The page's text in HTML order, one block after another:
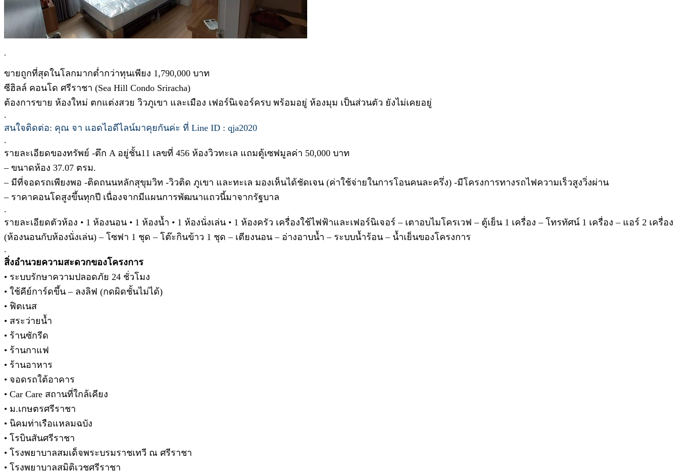
.
ขายถูกที่สุดในโลกมากต่ำกว่าทุนเพียง 1,790,000 บาท
ซีฮิลล์ คอนโด ศรีราชา (Sea Hill Condo Sriracha)
ต้องการขาย ห้องใหม่ ตกแต่งสวย วิวภูเขา และเมือง เฟอร์นิเจอร์ครบ พร้อมอยู่ ห้องมุม เป็นส่วนตัว ยังไม่เคยอยู่
.
สนใจติดต่อ: คุณ จา แอดไอดีไลน์มาคุยกันค่ะ ที่ Line ID : qja2020
.
รายละเอียดของทรัพย์ -ตึก A อยู่ชั้น11 เลขที่ 456 ห้องวิวทะเล แถมตู้เซฟมูลค่า 50,000 บาท
– ขนาดห้อง 37.07 ตรม.
– มีที่จอดรถเพียงพอ -ติดถนนหลักสุขุมวิท -วิวติด ภูเขา และทะเล มองเห็นได้ชัดเจน (ค่าใช้จ่ายในการโอนคนละครึ่ง) -มีโครงการทางรถไฟความเร็วสูงวิ่งผ่าน
– ราคาคอนโดสูงขึ้นทุกปี เนื่องจากมีแผนการพัฒนาแถวนี้มาจากรัฐบาล
.
รายละเอียดตัวห้อง • 1 ห้องนอน • 1 ห้องน้ำ • 1 ห้องนั่งเล่น • 1 ห้องครัว เครื่องใช้ไฟฟ้าและเฟอร์นิเจอร์ – เตาอบไมโครเวฟ – ตู้เย็น 1 เครื่อง – โทรทัศน์ 1 เครื่อง – แอร์ 2 เครื่อง
(ห้องนอนกับห้องนั่งเล่น) – โซฟา 1 ชุด – โต๊ะกินข้าว 1 ชุด – เตียงนอน – อ่างอาบน้ำ – ระบบน้ำร้อน – น้ำเย็นของโครงการ
.
สิ่งอำนวยความสะดวกของโครงการ
• ระบบรักษาความปลอดภัย 24 ชั่วโมง
• ใช้คีย์การ์ดขึ้น – ลงลิฟ (กดผิดชั้นไม่ได้)
• ฟิตเนส
• สระว่ายน้ำ
• ร้านซักรีด
• ร้านกาแฟ
• ร้านอาหาร
• จอดรถใต้อาคาร
• Car Care สถานที่ใกล้เคียง
• ม.เกษตรศรีราชา
• นิคมท่าเรือแหลมฉบัง
• โรบินสันศรีราชา
• โรงพยาบาลสมเด็จพระบรมราชเทวี ณ ศรีราชา
• โรงพยาบาลสมิติเวชศรีราชา